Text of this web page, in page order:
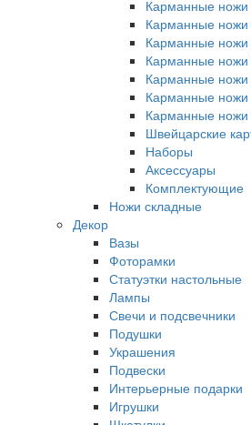
Карманные
Карманные
Карманные
Карманные
Карманные
Карманные
Карманные
Швейцарские
Наборы
Аксессуары
Комплектующие
Ножи складные
Декор
Вазы
Фоторамки
Статуэтки настольные
Лампы
Свечи и подсвечники
Подушки
Украшения
Подвески
Интерьерные подарки
Игрушки